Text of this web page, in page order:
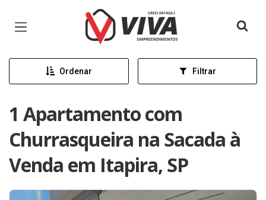
Página inicial
Ordenar Filtrar
1 Apartamento com
Churrasqueira na Sacada à
Venda em Itapira, SP